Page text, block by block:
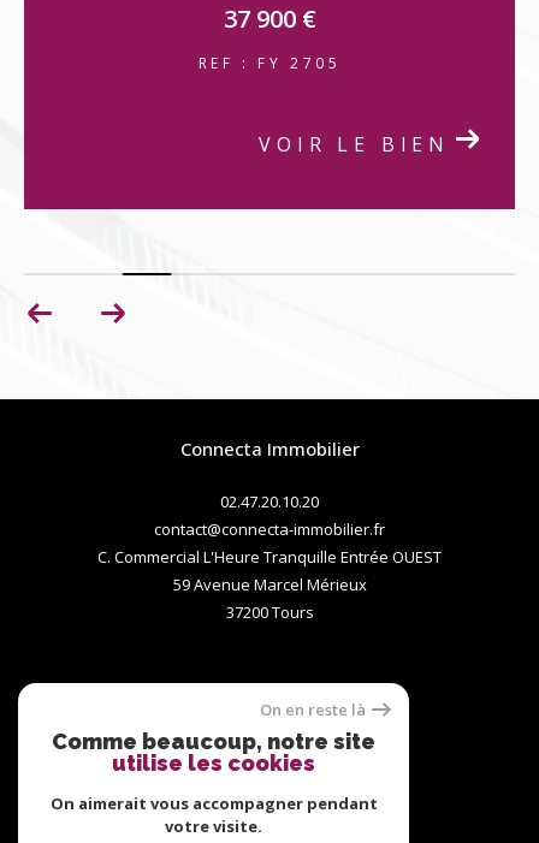
37 900 €
REF : FY 2705
VOIR LE BIEN
Connecta Immobilier
02.47.20.10.20
contact@connecta-immobilier.fr
C. Commercial L'Heure Tranquille Entrée OUEST
59 Avenue Marcel Mérieux
37200 tours
On en reste là
Comme beaucoup, notre site
utilise les cookies
On aimerait vous accompagner pendant
votre visite.